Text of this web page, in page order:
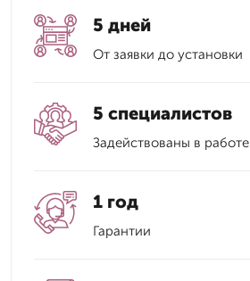
5 дней
От заявки до установки
5 специалистов
Задействованы в работе
1 год
Гарантии